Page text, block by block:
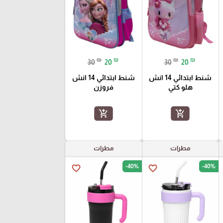
30 ₪ 20 ₪
شنط ابتدائي 14 انش
هلو كتي
add_shopping_cart
30 ₪ 20 ₪
شنط ابتدائي 14 انش
فروزن
add_shopping_cart
مطرات
favorite_border -40%
مطرات
favorite_border -40%